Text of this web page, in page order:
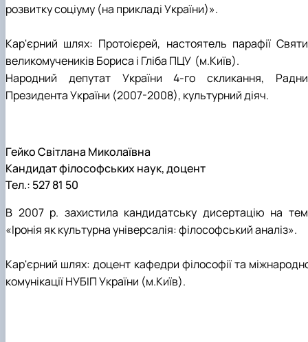
розвитку соціуму (на прикладі України)».
Кар'єрний шлях: Протоієрей, настоятель парафії
великомучеників Бориса і Гліба ПЦУ (м.Київ).
Народний депутат України 4-го скликання,
Президента України (2007-2008), культурний діяч.
Гейко Світлана Миколаївна
Кандидат філософських наук, доцент
Тел.: 527 81 50
В 2007 р. захистила кандидатську дисертацію на
«Іронія як культурна універсалія: філософський аналіз».
Кар'єрний шлях: доцент кафедри філософії та
комунікації НУБІП України (м.Київ).